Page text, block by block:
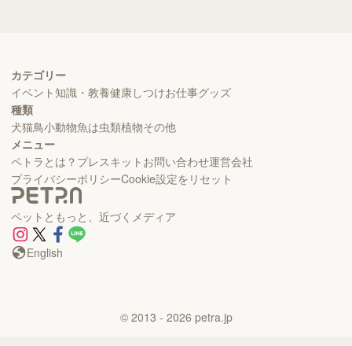
カテゴリー
イベント知識・教養健康しつけお仕事グッズ
種類
犬猫鳥小動物魚は虫類植物その他
メニュー
ペトラとは？ プレスキット お問い合わせ運営会社
プライバシーポリシーCookie設定をリセット
ペットともっと、近づくメディア
English
© 2013 - 2026 petra.jp